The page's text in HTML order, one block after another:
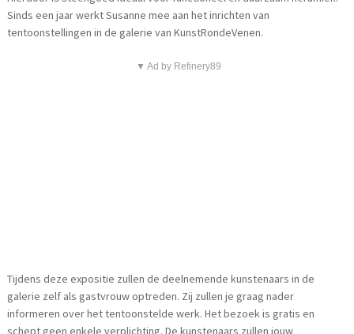
Sinds een jaar werkt Susanne mee aan het inrichten van
tentoonstellingen in de galerie van KunstRondeVenen.
▼ Ad by Refinery89
Tijdens deze expositie zullen de deelnemende kunstenaars in de
galerie zelf als gastvrouw optreden. Zij zullen je graag nader
informeren over het tentoonstelde werk. Het bezoek is gratis en
schept geen enkele verplichting. De kunstenaars zullen jouw